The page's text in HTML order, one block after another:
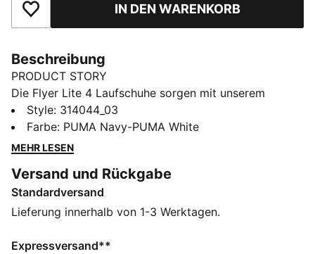
Zu Favoriten hinzufügenIN DEN WARENKORB
Beschreibung
PRODUCT STORY
Die Flyer Lite 4 Laufschuhe sorgen mit unserem
PUMALITE Schaumstoff und der SOFTFOAM+
Innensohle für leichten Tragekomfort. Das markante,
moderne Design bietet jungen Läufern von morgens
FEATURES + VORTEILE
SOFTFOAM+: Bequeme Innensohle mit Step-in-
Komfort, die dank der extradicken Ferse für eine
DETAILS
Style: 314044_03
Farbe: PUMA Navy-PUMA White
MEHR LESEN
Versand und Rückgabe
Standardversand
Lieferung innerhalb von 1-3 Werktagen.
Expressversand**